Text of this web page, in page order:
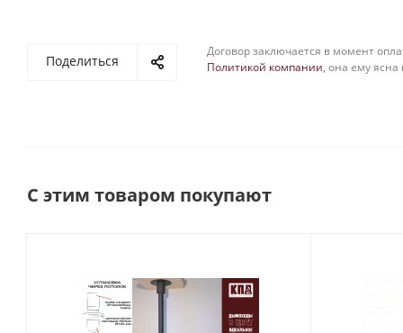
Поделиться
Договор заключается в момент
Политикой компании, она ему ясна
С этим товаром покупают